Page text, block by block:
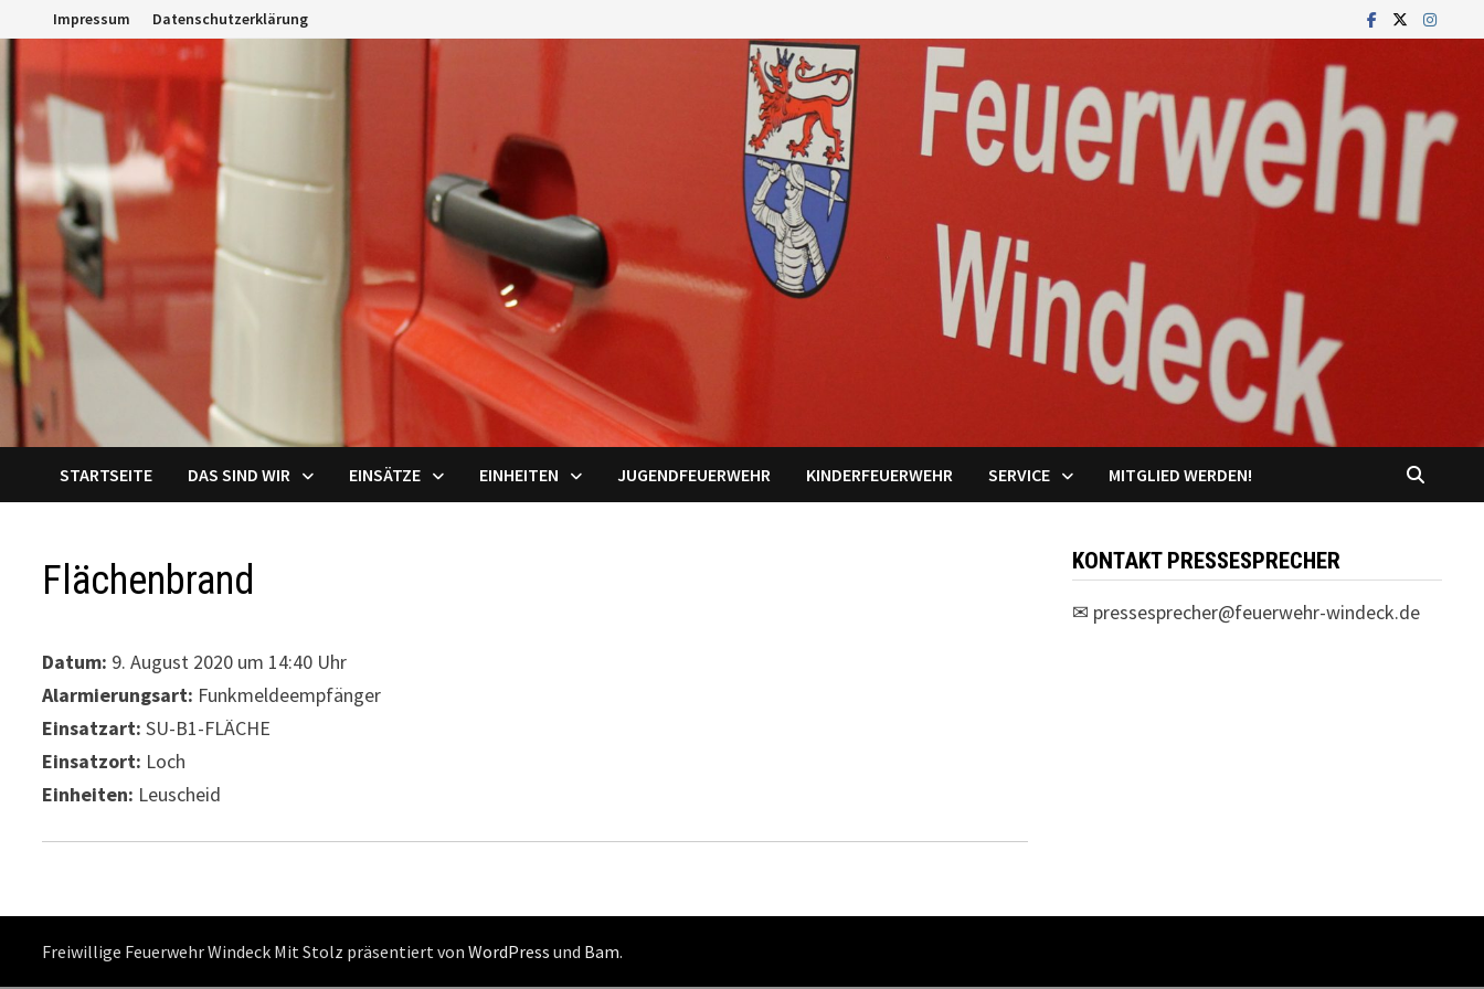
Inhalt
springen
Impressum Datenschutzerklärung
STARTSEITE DAS SIND WIR EINSÄTZE EINHEITEN JUGENDFEUERWEHR KINDERFEUERWEHR SERVICE MITGLIED WERDEN!
Flächenbrand
Datum: 9. August 2020 um 14:40 Uhr
Alarmierungsart: Funkmeldeempfänger
Einsatzart: SU-B1-FLÄCHE
Einsatzort: Loch
Einheiten: Leuscheid
KONTAKT PRESSESPRECHER
✉ pressesprecher@feuerwehr-windeck.de
Freiwillige Feuerwehr Windeck Mit Stolz präsentiert vonWordPress und Bam.